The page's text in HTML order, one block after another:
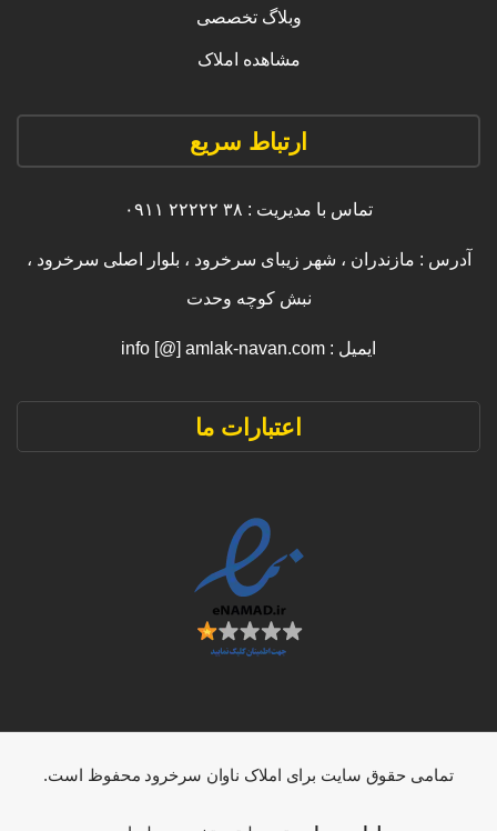
وبلاگ تخصصی
مشاهده املاک
ارتباط سریع
تماس با مدیریت : ۳۸ ۲۲۲۲۲ ۰۹۱۱
آدرس : مازندران ، شهر زیبای سرخرود ، بلوار اصلی سرخرود ،
نبش کوچه وحدت
ایمیل : info [@] amlak-navan.com
اعتبارات ما
تمامی حقوق سایت برای املاک ناوان سرخرود محفوظ است.